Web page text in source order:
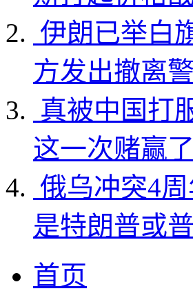
伊朗已举白
方发出撤离
真被中国打
这一次赌赢了
俄乌冲突4
是特朗普或
首页